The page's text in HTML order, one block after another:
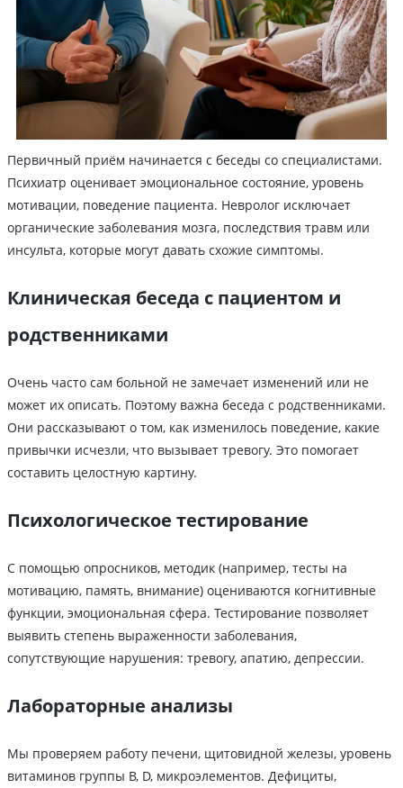
Первичный приём начинается с беседы со специалистами.
Психиатр оценивает эмоциональное состояние, уровень
мотивации, поведение пациента. Невролог исключает
органические заболевания мозга, последствия травм или
инсульта, которые могут давать схожие симптомы.
Клиническая беседа с пациентом и
родственниками
Очень часто сам больной не замечает изменений или не
может их описать. Поэтому важна беседа с родственниками.
Они рассказывают о том, как изменилось поведение, какие
привычки исчезли, что вызывает тревогу. Это помогает
составить целостную картину.
Психологическое тестирование
С помощью опросников, методик (например, тесты на
мотивацию, память, внимание) оцениваются когнитивные
функции, эмоциональная сфера. Тестирование позволяет
выявить степень выраженности заболевания,
сопутствующие нарушения: тревогу, апатию, депрессии.
Лабораторные анализы
Мы проверяем работу печени, щитовидной железы, уровень
витаминов группы B, D, микроэлементов. Дефициты,